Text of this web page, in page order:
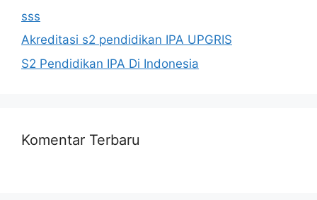
sss
Akreditasi s2 pendidikan IPA UPGRIS
S2 Pendidikan IPA Di Indonesia
Komentar Terbaru